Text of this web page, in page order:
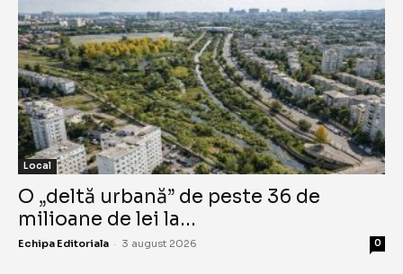
Local
O „deltă urbană” de peste 36 de
milioane de lei la...
Echipa Editoriala - 3 august 2026 0